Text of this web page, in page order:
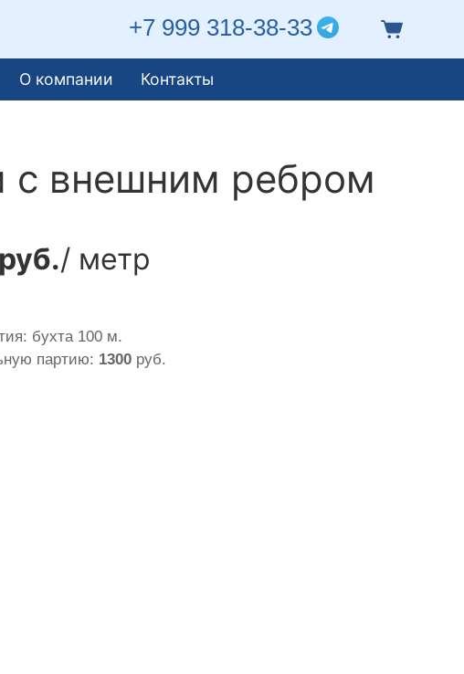
+7 999 318-38-33
О компании Контакты
с внешним ребром
/ метр
бухта 100 м.
партию: 1300 руб.